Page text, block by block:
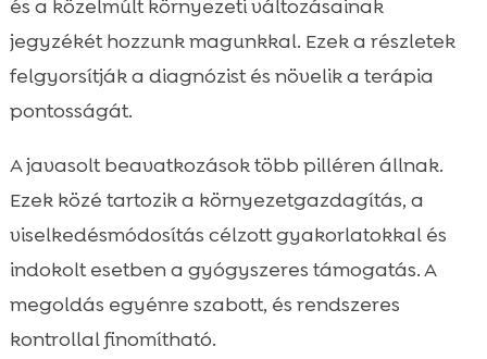
és a közelmúlt környezeti változásainak
jegyzékét hozzunk magunkkal. Ezek a részletek
felgyorsítják a diagnózist és növelik a terápia
pontosságát.
A javasolt beavatkozások több pilléren állnak.
Ezek közé tartozik a környezetgazdagítás, a
viselkedésmódosítás célzott gyakorlatokkal és
indokolt esetben a gyógyszeres támogatás. A
megoldás egyénre szabott, és rendszeres
kontrollal finomítható.